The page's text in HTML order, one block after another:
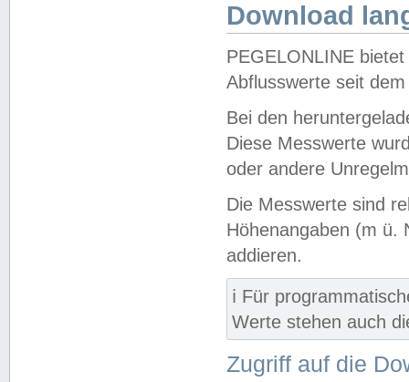
Download
PEGELONLINE
Abflusswerte seit
Bei den
Diese Messwerte
oder andere
Die Messwerte sind
Höhenangaben (m ü.
addieren.
ℹ️ Für
Werte stehen auch
Zugriff auf die